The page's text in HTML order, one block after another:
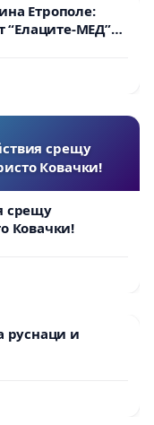
Етрополе:
“Елаците-МЕД”
всички
срещу
Ковачки!
срещу
Ковачки!
руснаци и